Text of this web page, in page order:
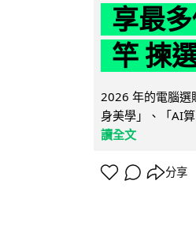
享最
竿 揀
2026 年的電腦選
身美學」、「AI
讀全文
分享